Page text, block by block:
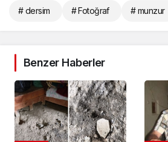
# dersim # Fotoğraf # munzur
Benzer Haberler